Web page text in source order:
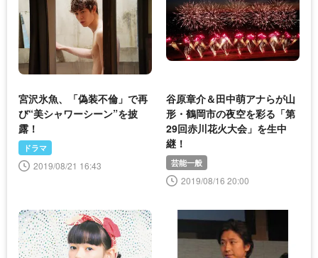
宮沢氷魚、「偽装不倫」で再
び“美シャワーシーン”を披
露！
ドラマ
2019/08/21 16:43
谷原章介＆田中萌アナらが山
形・鶴岡市の夜空を彩る「第
29回赤川花火大会」を生中
継！
芸能一般
2019/08/16 20:00